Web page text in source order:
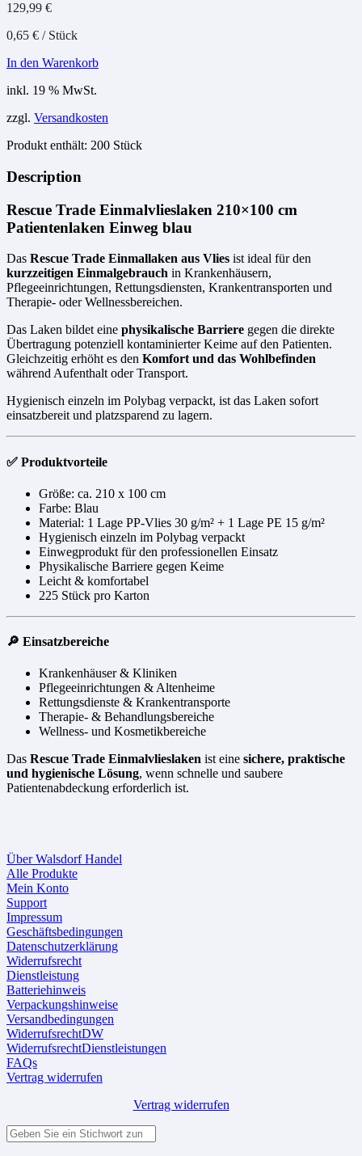
129,99 €
0,65 € / Stück
In den Warenkorb
inkl. 19 % MwSt.
zzgl. Versandkosten
Produkt enthält: 200 Stück
Description
Rescue Trade Einmalvlieslaken 210×100 cm
Patientenlaken Einweg blau
Das Rescue Trade Einmallaken aus Vlies ist ideal für den
kurzzeitigen Einmalgebrauch in Krankenhäusern,
Pflegeeinrichtungen, Rettungsdiensten, Krankentransporten und
Therapie- oder Wellnessbereichen.
Das Laken bildet eine physikalische Barriere gegen die direkte
Übertragung potenziell kontaminierter Keime auf den Patienten.
Gleichzeitig erhöht es den Komfort und das Wohlbefinden
während Aufenthalt oder Transport.
Hygienisch einzeln im Polybag verpackt, ist das Laken sofort
einsatzbereit und platzsparend zu lagern.
✅ Produktvorteile
Größe: ca. 210 x 100 cm
Farbe: Blau
Material: 1 Lage PP-Vlies 30 g/m² + 1 Lage PE 15 g/m²
Hygienisch einzeln im Polybag verpackt
Einwegprodukt für den professionellen Einsatz
Physikalische Barriere gegen Keime
Leicht & komfortabel
225 Stück pro Karton
🔎 Einsatzbereiche
Krankenhäuser & Kliniken
Pflegeeinrichtungen & Altenheime
Rettungsdienste & Krankentransporte
Therapie- & Behandlungsbereiche
Wellness- und Kosmetikbereiche
Das Rescue Trade Einmalvlieslaken ist eine sichere, praktische
und hygienische Lösung, wenn schnelle und saubere
Patientenabdeckung erforderlich ist.
Über Walsdorf Handel
Alle Produkte
Mein Konto
Support
Impressum
Geschäftsbedingungen
Datenschutzerklärung
Widerrufsrecht
Dienstleistung
Batteriehinweis
Verpackungshinweise
Versandbedingungen
WiderrufsrechtDW
WiderrufsrechtDienstleistungen
FAQs
Vertrag widerrufen
Vertrag widerrufen